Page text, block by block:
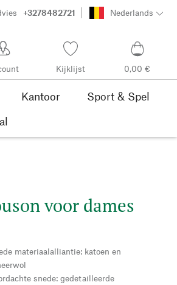
+3278482721 Nederlands
Kijklijst 0,00 €
Kantoor
Sport & Spel
voor dames
materiaalalliantie: katoen en
snede: gedetailleerde